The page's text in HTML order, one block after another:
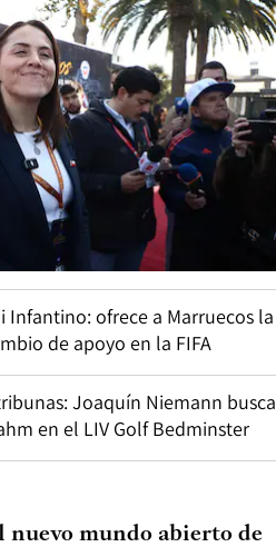
Infantino: ofrece a Marruecos la
de apoyo en la FIFA
Joaquín Niemann busca
en el LIV Golf Bedminster
nuevo mundo abierto de